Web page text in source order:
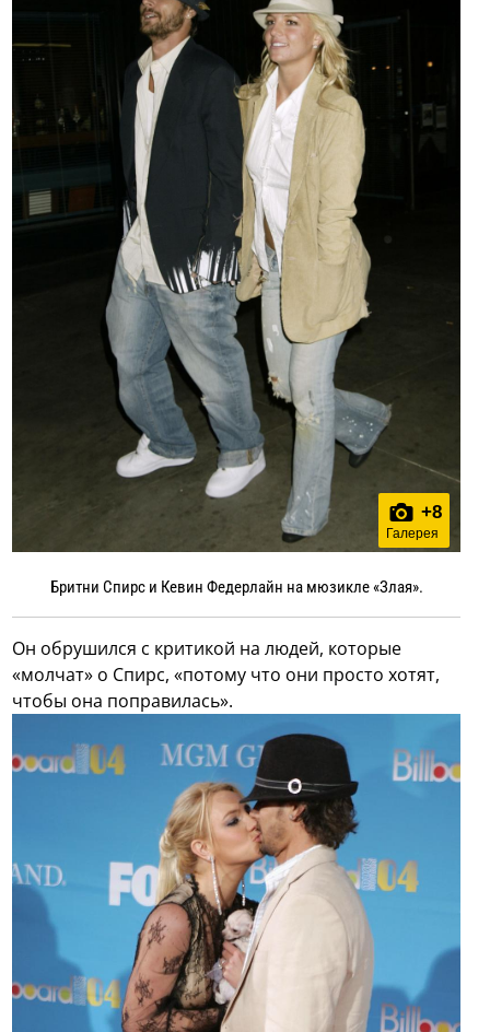
+8
Галерея
Бритни Спирс и Кевин Федерлайн на мюзикле «Злая».
Он обрушился с критикой на людей, которые
«молчат» о Спирс, «потому что они просто хотят,
чтобы она поправилась».